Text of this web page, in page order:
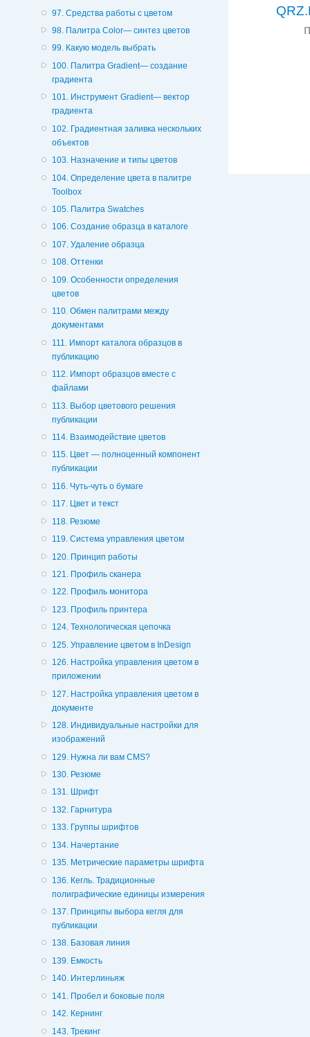
97. Средства работы с цветом
98. Палитра Color— синтез цветов
99. Какую модель выбрать
100. Палитра Gradient— создание
градиента
101. Инструмент Gradient— вектор
градиента
102. Градиентная заливка нескольких
объектов
103. Назначение и типы цветов
104. Определение цвета в палитре
Toolbox
105. Палитра Swatches
106. Создание образца в каталоге
107. Удаление образца
108. Оттенки
109. Особенности определения
цветов
110. Обмен палитрами между
документами
111. Импорт каталога образцов в
публикацию
112. Импорт образцов вместе с
файлами
113. Выбор цветового решения
публикации
114. Взаимодействие цветов
115. Цвет — полноценный компонент
публикации
116. Чуть-чуть о бумаге
117. Цвет и текст
118. Резюме
119. Система управления цветом
120. Принцип работы
121. Профиль сканера
122. Профиль монитора
123. Профиль принтера
124. Технологическая цепочка
125. Управление цветом в InDesign
126. Настройка управления цветом в
приложении
127. Настройка управления цветом в
документе
128. Индивидуальные настройки для
изображений
129. Нужна ли вам CMS?
130. Резюме
131. Шрифт
132. Гарнитура
133. Группы шрифтов
134. Начертание
135. Метрические параметры шрифта
136. Кегль. Традиционные
полиграфические единицы измерения
137. Принципы выбора кегля для
публикации
138. Базовая линия
139. Емкость
140. Интерлиньяж
141. Пробел и боковые поля
142. Кернинг
143. Трекинг